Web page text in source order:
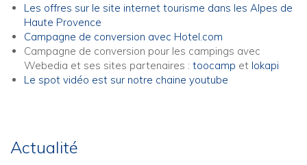
Les offres sur le site internet tourisme dans les Alpes de
Haute Provence
Campagne de conversion avec Hotel.com
Campagne de conversion pour les campings avec
Webedia et ses sites partenaires : toocamp et lokapi
Le spot vidéo est sur notre chaine youtube
Actualité